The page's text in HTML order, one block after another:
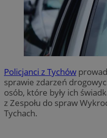
Policjanci z Tychów
sprawie zdarzeń
osób, które były ich
z Zespołu do spraw
Tychach.